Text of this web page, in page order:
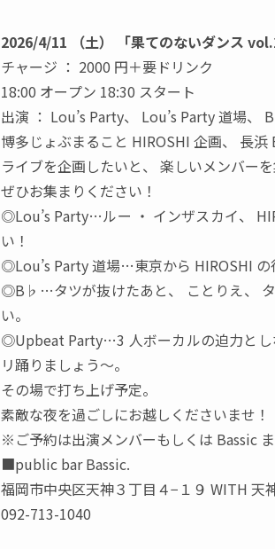
2026/4/11 （土） 「果てのないダンス
チャージ ： 2000 円＋要ドリンク
18:00 オープン 18:30 スタート
出演 ： Lou’s Party、 Lou’s Party道場、
博多じょぶまること HIROSHI 企画、 長浜
ライブを企画したいと、
楽しいメンバー
ぜひお集まりください！
◎Lou’s Party…ルー ・ インザスカイ、
い！
◎Lou’s Party道場…東京から HIROSHI
◎B♭…タツが抜けたあと、 ことりえ 、
い。
◎Upbeat Party…3 人ボーカルの迫力と
リ踊りましょう～。
その場で打ち上げ予定。
素敵な夜を過ごしにお越しくださいませ！
※ご予約は出演メンバーもしくは Bassic
■public bar Bassic.
福岡市中央区天神３丁目４−１９ WITH 天
092-713-1040